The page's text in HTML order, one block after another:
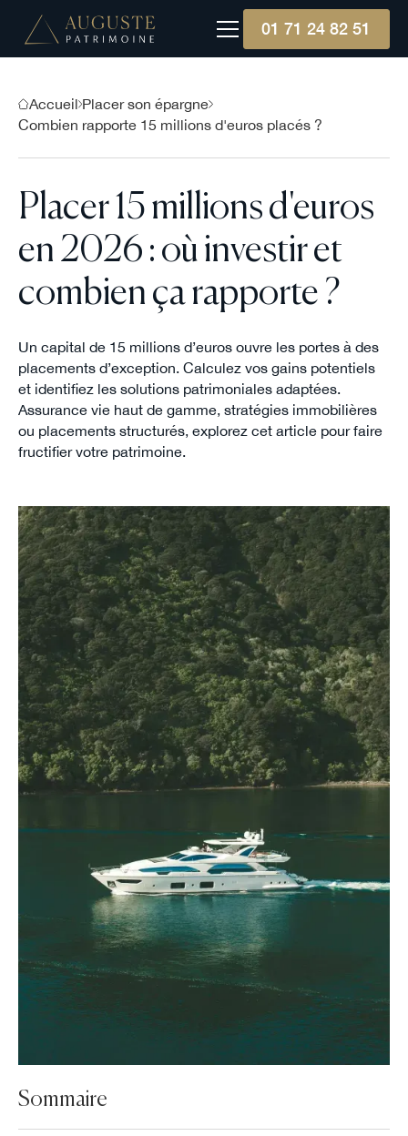
01 71 24 82 51
Accueil Placer son épargne
Combien rapporte 15 millions d'euros placés ?
Placer 15 millions d'euros
en 2026 : où investir et
combien ça rapporte ?
Un capital de 15 millions d’euros ouvre les portes à des
placements d’exception. Calculez vos gains potentiels
et identifiez les solutions patrimoniales adaptées.
Assurance vie haut de gamme, stratégies immobilières
ou placements structurés, explorez cet article pour faire
fructifier votre patrimoine.
Sommaire